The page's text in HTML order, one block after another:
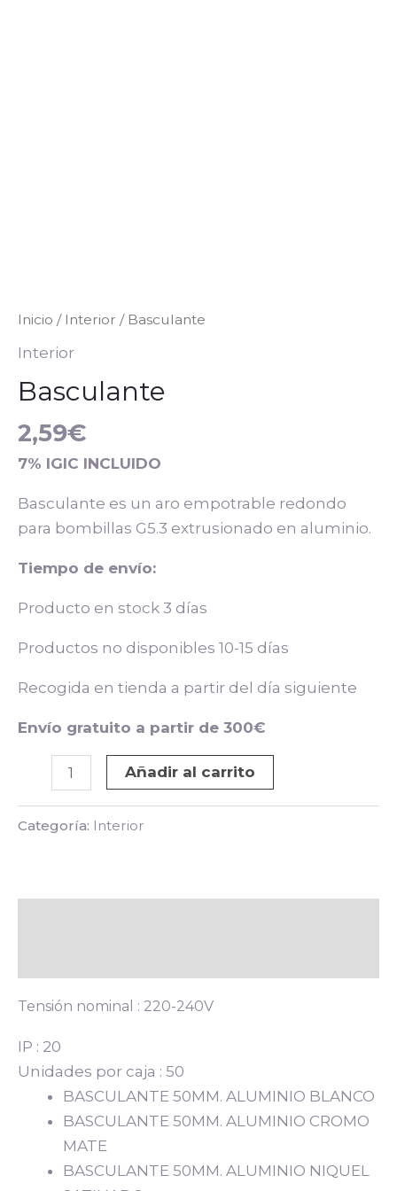
Inicio / Interior / Basculante
Interior
Basculante
2,59€
7% IGIC INCLUIDO
Basculante es un aro empotrable redondo
para bombillas G5.3 extrusionado en aluminio.
Tiempo de envío:
Producto en stock 3 días
Productos no disponibles 10-15 días
Recogida en tienda a partir del día siguiente
Envío gratuito a partir de 300€
Añadir al carrito
Categoría: Interior
Tensión nominal : 220-240V
IP : 20
Unidades por caja : 50
BASCULANTE 50MM. ALUMINIO BLANCO
BASCULANTE 50MM. ALUMINIO CROMO
MATE
BASCULANTE 50MM. ALUMINIO NIQUEL